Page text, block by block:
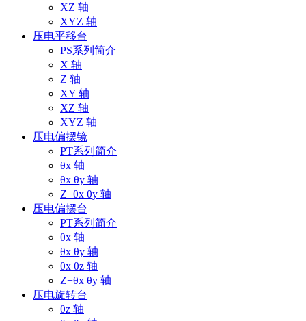
XZ 轴
XYZ 轴
压电平移台
PS系列简介
X 轴
Z 轴
XY 轴
XZ 轴
XYZ 轴
压电偏摆镜
PT系列简介
θx 轴
θx θy 轴
Z+θx θy 轴
压电偏摆台
PT系列简介
θx 轴
θx θy 轴
θx θz 轴
Z+θx θy 轴
压电旋转台
θz 轴